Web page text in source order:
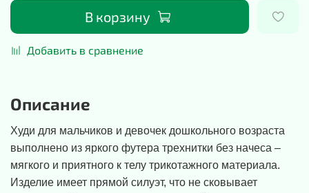
В корзину
Добавить в сравнение
Описание
Худи для мальчиков и девочек дошкольного возраста
выполнено из яркого футера трехнитки без начеса –
мягкого и приятного к телу трикотажного материала.
Изделие имеет прямой силуэт, что не сковывает